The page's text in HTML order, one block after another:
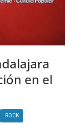
en el
ROCK